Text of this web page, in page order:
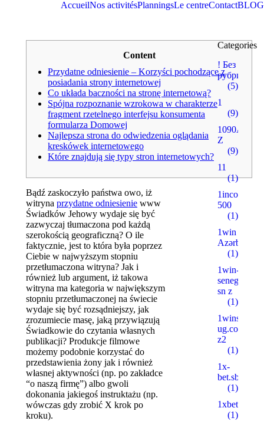
AccueilNos activitésPlanningsLe centreContactBLOG
Content
Przydatne odniesienie – Korzyści pochodzące z
posiadania strony internetowej
Co układa baczności na stronę internetową?
Spójna rozpoznanie wzrokowa w charakterze
fragment rzetelnego interfejsu konsumenta
formularza Domowej
Najlepsza strona do odwiedzenia oglądania
kreskówek internetowego
Które znajdują się typy stron internetowych?
Bądź zaskoczyło państwa owo, iż
witryna przydatne odniesienie www
Świadków Jehowy wydaje się być
zazwyczaj tłumaczona pod każdą
szerokością geograficzną? O ile
faktycznie, jest to która była poprzez
Ciebie w najwyższym stopniu
przetłumaczona witryna? Jak i
również lub argument, iż takowa
witryna ma kategoria w największym
stopniu przetłumaczonej na świecie
wydaje się być rozsądniejszy, jak
zrozumiecie masę, jaką przywiązują
Świadkowie do czytania własnych
publikacji? Produkcje filmowe
możemy podobnie korzystać do
przedstawienia żony jak i również
własnej aktywności (np. po zakładce
“o naszą firmę”) albo gwoli
dokonania jakiegoś instruktażu (np.
wówczas gdy zrobić X krok po
kroku).
Categories
! Без
рубрики
(5)
1
(9)
1090A
Z
(9)
11
(1)
1incom.ru
500
(1)
1win
Azərbaycan
(1)
1win-
sn z
(1)
1wins-
ug.com
z2
(1)
1x-
bet.sbs
(1)
(1)